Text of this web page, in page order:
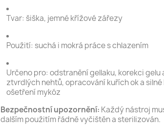
Tvar: šiška, jemné křížové zářezy
Použití: suchá i mokrá práce s chlazením
Určeno pro: odstranění gellaku, korekci gelu
ztvrdlých nehtů, opracování kuřích ok a silné
ošetření mykóz
Bezpečnostní upozornění: Každý nástroj
dalším použitím řádně vyčištěn a sterilizován.